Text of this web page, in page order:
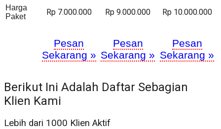
Harga
Paket
Rp 7.000.000 Rp 9.000.000 Rp 10.000.000
Pesan
Sekarang »
Pesan
Sekarang »
Pesan
Sekarang »
Berikut Ini Adalah Daftar Sebagian
Klien Kami
Lebih dari 1000 Klien Aktif